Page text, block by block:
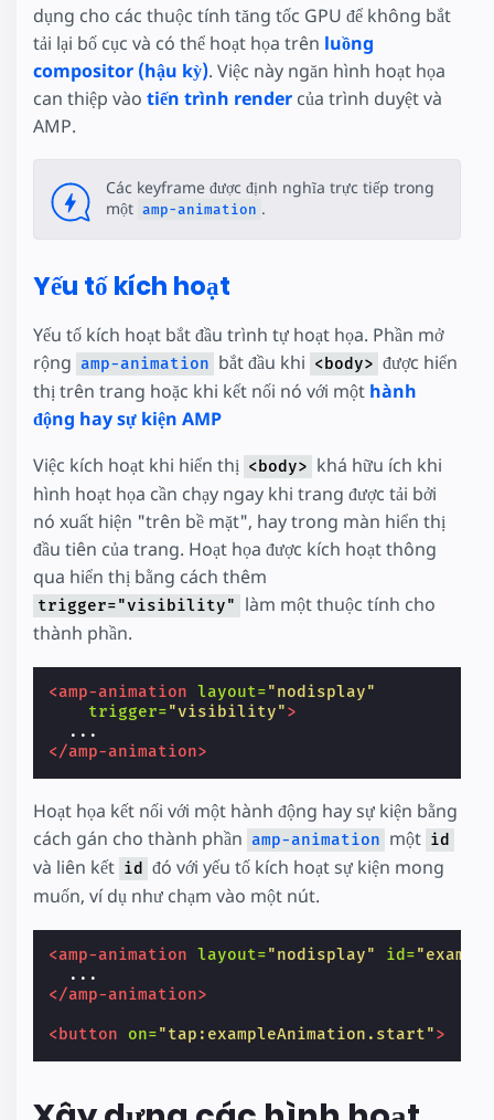
dụng cho các thuộc tính tăng tốc GPU để không bắt
tải lại bố cục và có thể hoạt họa trên luồng
compositor (hậu kỳ). Việc này ngăn hình hoạt họa
can thiệp vào tiến trình render của trình duyệt và
AMP.
Các keyframe được định nghĩa trực tiếp trong
một amp-animation .
Yếu tố kích hoạt
Yếu tố kích hoạt bắt đầu trình tự hoạt họa. Phần mở
rộng amp-animation bắt đầu khi <body> được hiển
thị trên trang hoặc khi kết nối nó với một hành
động hay sự kiện AMP
Việc kích hoạt khi hiển thị <body> khá hữu ích khi
hình hoạt họa cần chạy ngay khi trang được tải bởi
nó xuất hiện "trên bề mặt", hay trong màn hiển thị
đầu tiên của trang. Hoạt họa được kích hoạt thông
qua hiển thị bằng cách thêm
trigger="visibility"
làm một thuộc tính cho
thành phần.
<amp-animation layout="nodisplay"
trigger="visibility">
</amp-animation>
Hoạt họa kết nối với một hành động hay sự kiện bằng
cách gán cho thành phần amp-animation một id
và liên kết id
đó với yếu tố kích hoạt sự kiện mong
muốn, ví dụ như chạm vào một nút.
<amp-animation layout="nodisplay" id=
</amp-animation>
<button on="tap:exampleAnimation.start">